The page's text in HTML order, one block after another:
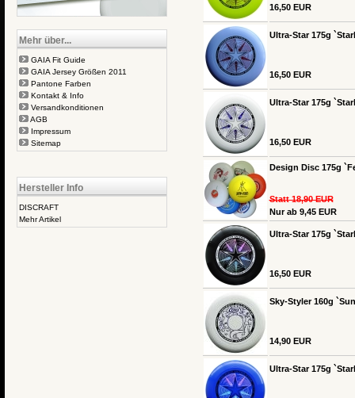
Mehr über...
GAIA Fit Guide
GAIA Jersey Größen 2011
Pantone Farben
Kontakt & Info
Versandkonditionen
AGB
Impressum
Sitemap
Hersteller Info
DISCRAFT
Mehr Artikel
16,50 EUR
Ultra-Star 175g
16,50 EUR
Ultra-Star 175g
16,50 EUR
Design Disc 175g
Statt 18,90 EUR
Nur ab 9,45 EUR
Ultra-Star 175g
16,50 EUR
Sky-Styler 160g
14,90 EUR
Ultra-Star 175g